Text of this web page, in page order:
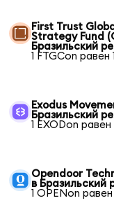
First Trust
Strategy Fund
Бразильский
1 FTGCon равен
Exodus
Бразильский
1 EXODon равен
Opendoor
в Бразильский
1 OPENon равен